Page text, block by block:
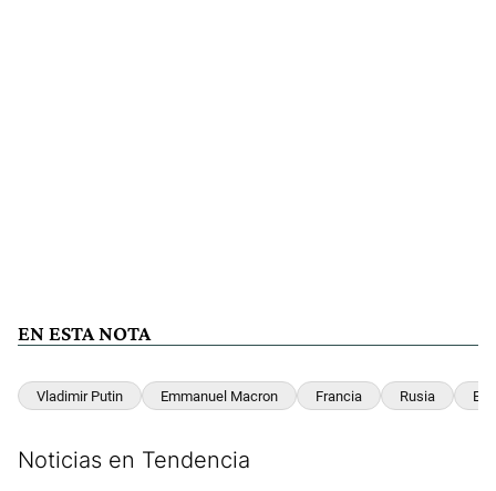
EN ESTA NOTA
Vladimir Putin Emmanuel Macron Francia Rusia
Noticias en Tendencia